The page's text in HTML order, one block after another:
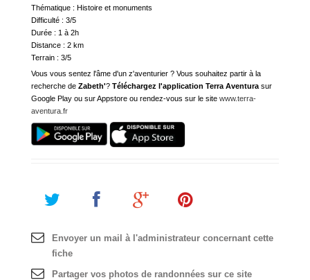
Thématique : Histoire et monuments
Difficulté : 3/5
Durée : 1 à 2h
Distance : 2 km
Terrain : 3/5
Vous vous sentez l'âme d'un z'aventurier ? Vous souhaitez partir à la
recherche de Zabeth'? Téléchargez l'application Terra Aventura sur
Google Play ou sur Appstore ou rendez-vous sur le site www.terra-
aventura.fr
Envoyer un mail à l'administrateur concernant cette
fiche
Partager vos photos de randonnées sur ce site